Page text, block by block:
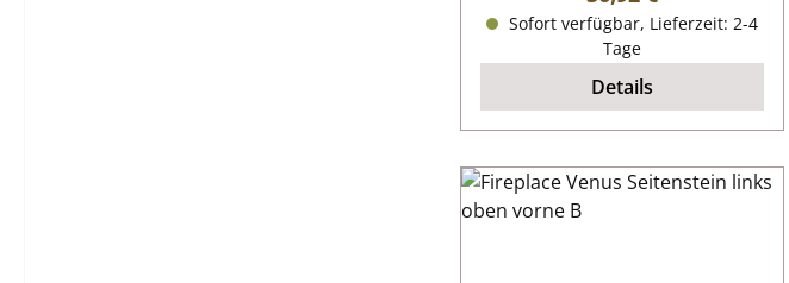
Sofort verfügbar, Lieferzeit: 2-4
Tage
Details